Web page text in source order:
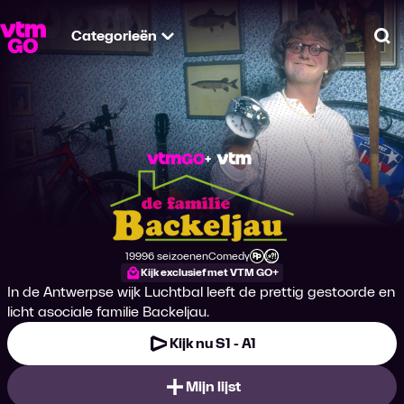
Categorieën
De Familie
Productiejaar
19996 seizoenen
Genre
Comedy
Leeftijdsclassificatie
Kijk exclusief met VTM GO+
In de Antwerpse wijk Luchtbal leeft de prettig gestoorde en
licht asociale familie Backeljau.
Kijk nu S1 - A1
Mijn lijst